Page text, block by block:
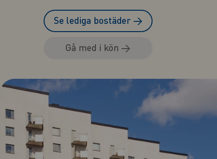
Se lediga bostäder →
Gå med i kön →